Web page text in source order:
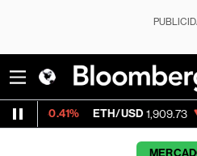
ETH/USD 1,909.73 -0.32%